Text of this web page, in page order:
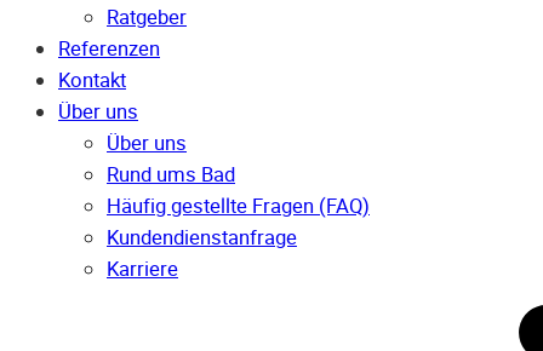
Ratgeber
Referenzen
Kontakt
Über uns
Über uns
Rund ums Bad
Häufig gestellte Fragen (FAQ)
Kunden­dienst­anfrage
Karriere